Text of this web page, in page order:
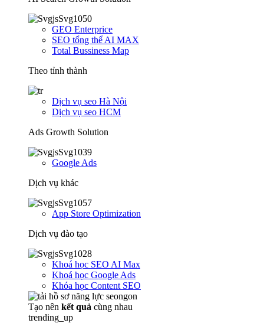
GEO Enterprice
SEO tổng thể AI MAX
Total Bussiness Map
Theo tỉnh thành
Dịch vụ seo Hà Nội
Dịch vụ seo HCM
Ads Growth Solution
Google Ads
Dịch vụ khác
App Store Optimization
Dịch vụ đào tạo
Khoá học SEO AI Max
Khoá học Google Ads
Khóa học Content SEO
Tạo nên kết quả cùng nhau
trending_up